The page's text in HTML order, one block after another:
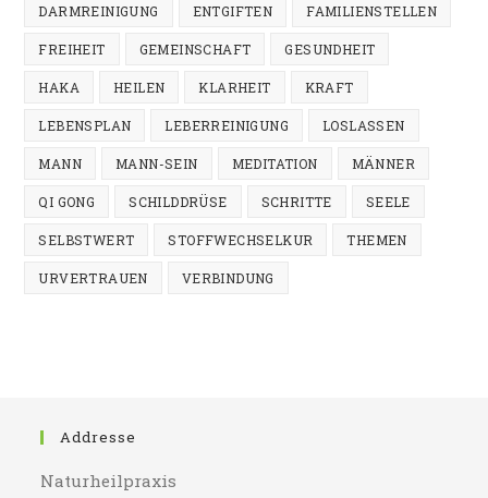
DARMREINIGUNG ENTGIFTEN FAMILIENSTELLEN
FREIHEIT GEMEINSCHAFT GESUNDHEIT
HAKA HEILEN KLARHEIT KRAFT
LEBENSPLAN LEBERREINIGUNG LOSLASSEN
MANN MANN-SEIN MEDITATION MÄNNER
QI GONG SCHILDDRÜSE SCHRITTE SEELE
SELBSTWERT STOFFWECHSELKUR THEMEN
URVERTRAUEN VERBINDUNG
Addresse
Naturheilpraxis